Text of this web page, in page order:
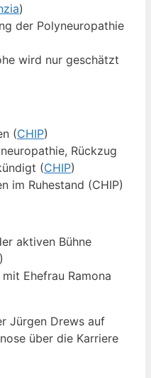
)
der Polyneuropathie
wird nur geschätzt
(CHIP)
Rückzug
(CHIP)
im Ruhestand (CHIP)
aktiven Bühne
Ehefrau Ramona
Jürgen Drews auf
über die Karriere